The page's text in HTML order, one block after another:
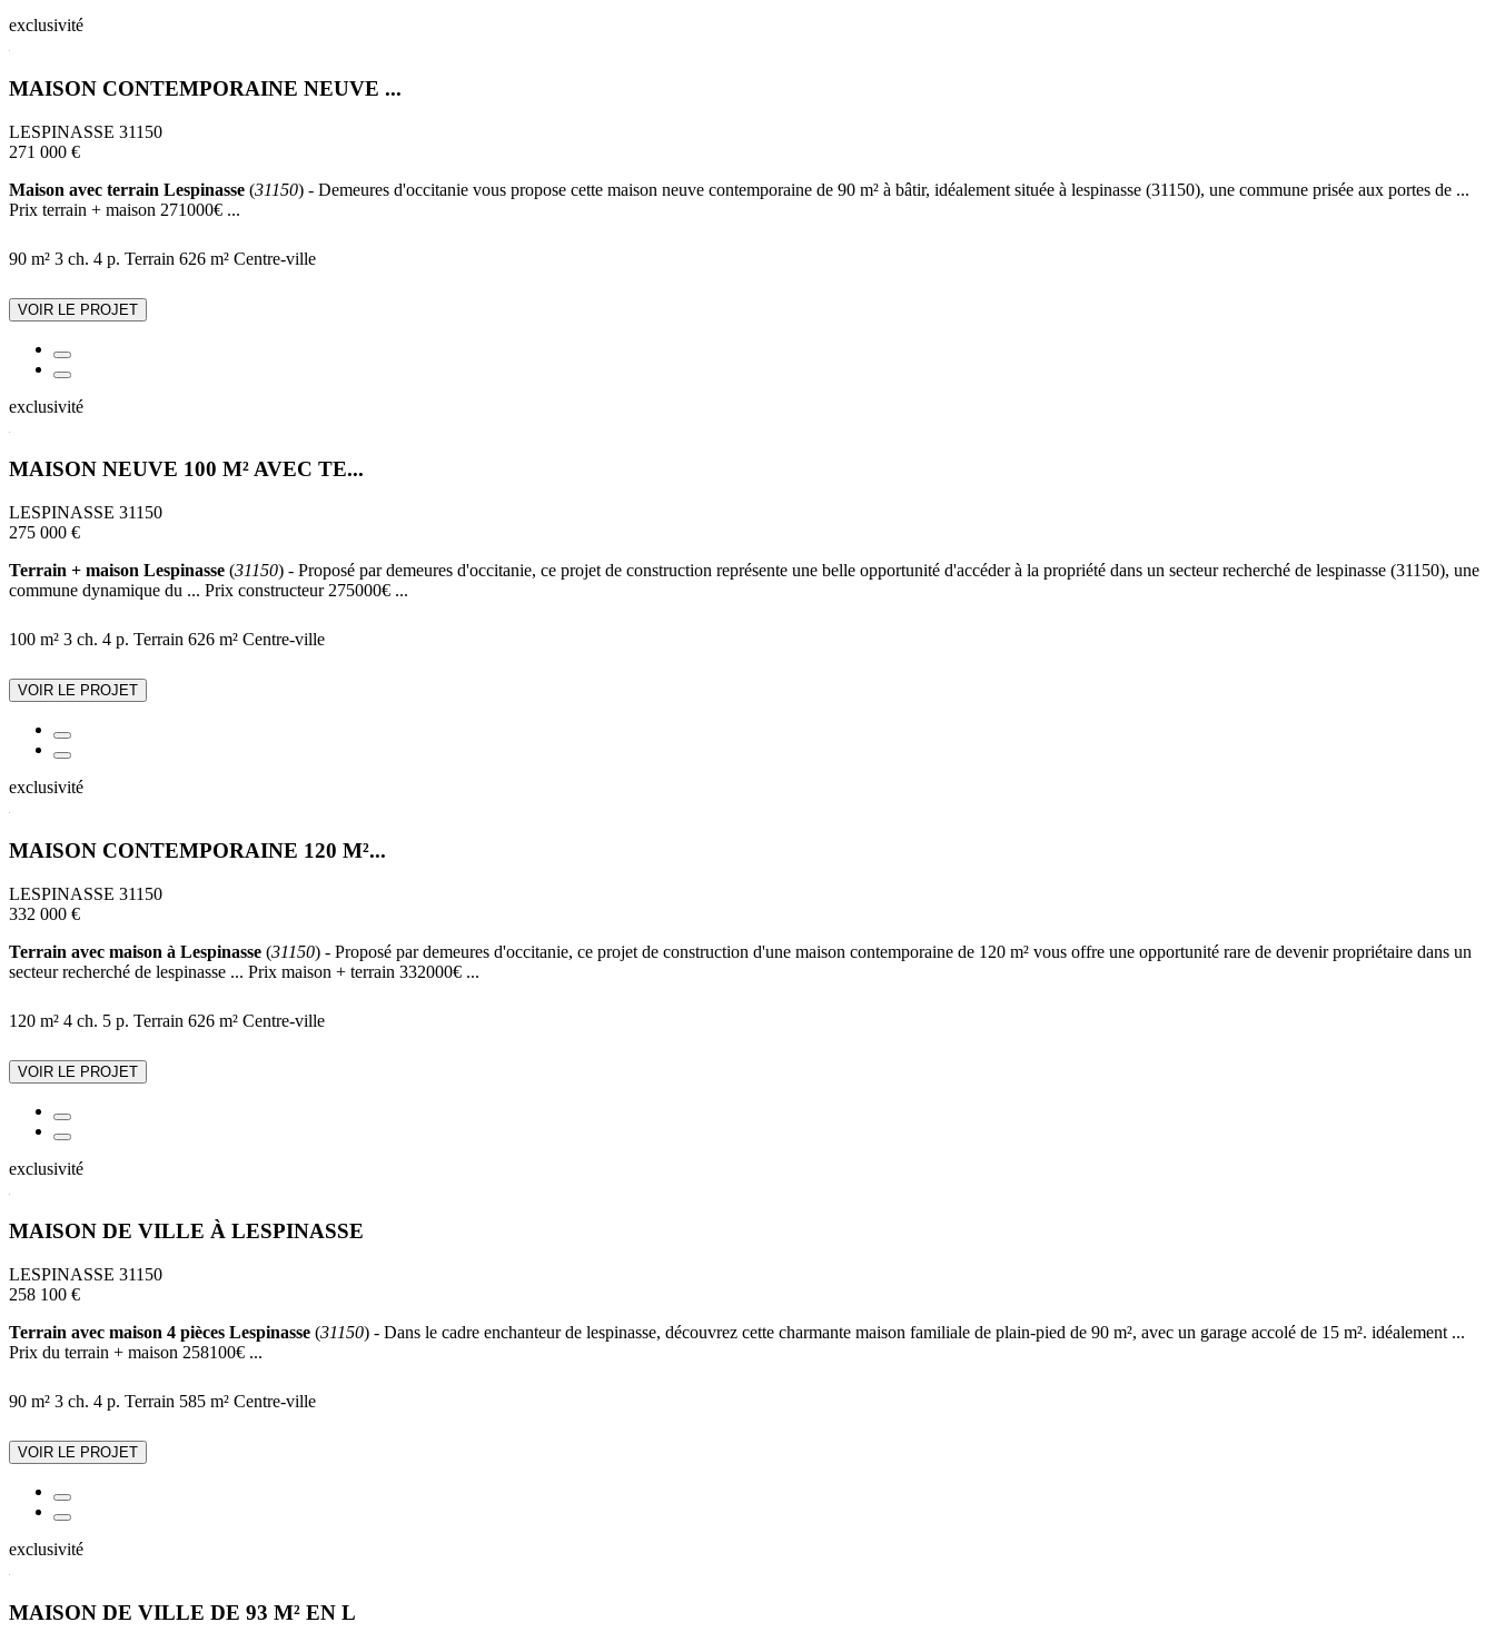
exclusivité
MAISON CONTEMPORAINE NEUVE ...
LESPINASSE 31150
271 000 €
Maison avec terrain Lespinasse (31150) - Demeures d'occitanie vous propose cette maison neuve contemporaine de 90 m² à bâtir, idéalement située à lespinasse (31150), une commune prisée aux portes de ...
Prix terrain + maison 271000€ ...
90 m² 3 ch. 4 p. Terrain 626 m² Centre-ville
VOIR LE PROJET
exclusivité
MAISON NEUVE 100 M² AVEC TE...
LESPINASSE 31150
275 000 €
Terrain + maison Lespinasse (31150) - Proposé par demeures d'occitanie, ce projet de construction représente une belle opportunité d'accéder à la propriété dans un secteur recherché de lespinasse (31150), une
commune dynamique du ... Prix constructeur 275000€ ...
100 m² 3 ch. 4 p. Terrain 626 m² Centre-ville
VOIR LE PROJET
exclusivité
MAISON CONTEMPORAINE 120 M²...
LESPINASSE 31150
332 000 €
Terrain avec maison à Lespinasse (31150) - Proposé par demeures d'occitanie, ce projet de construction d'une maison contemporaine de 120 m² vous offre une opportunité rare de devenir propriétaire dans un
secteur recherché de lespinasse ... Prix maison + terrain 332000€ ...
120 m² 4 ch. 5 p. Terrain 626 m² Centre-ville
VOIR LE PROJET
exclusivité
MAISON DE VILLE À LESPINASSE
LESPINASSE 31150
258 100 €
Terrain avec maison 4 pièces Lespinasse (31150) - Dans le cadre enchanteur de lespinasse, découvrez cette charmante maison familiale de plain-pied de 90 m², avec un garage accolé de 15 m². idéalement ...
Prix du terrain + maison 258100€ ...
90 m² 3 ch. 4 p. Terrain 585 m² Centre-ville
VOIR LE PROJET
exclusivité
MAISON DE VILLE DE 93 M² EN L